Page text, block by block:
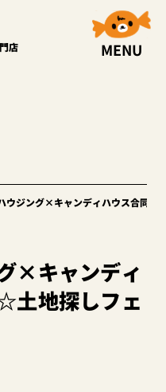
店 MENU
ハウジング×キャンディハウス合同
×キャンディ
土地探しフェ